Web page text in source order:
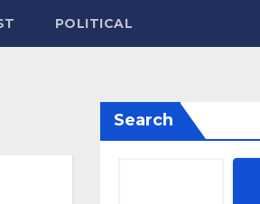
POLITICAL
Search